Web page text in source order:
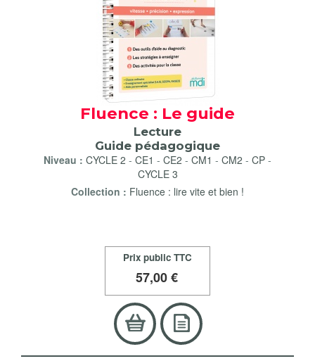
Fluence : Le guide
Lecture
Guide pédagogique
Niveau : CYCLE 2 - CE1 - CE2 - CM1 - CM2 - CP -
CYCLE 3
Collection : Fluence : lire vite et bien !
Prix public TTC
57,00 €